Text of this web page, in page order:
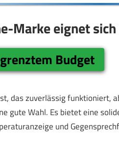
Marke eignet
Budget
das zuverlässig funktioniert,
gute Wahl. Es bietet eine
und